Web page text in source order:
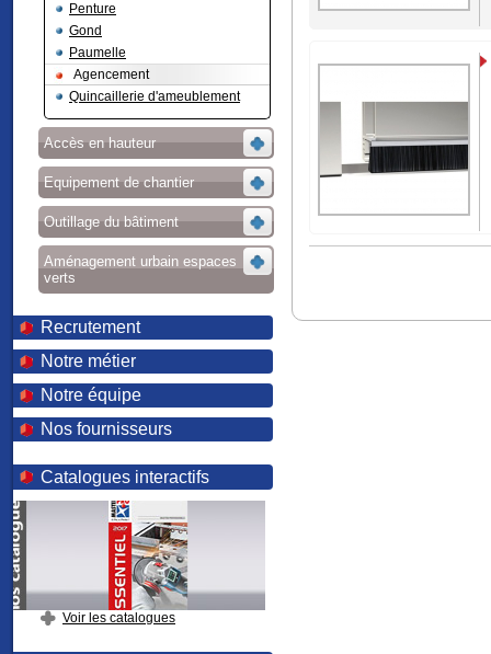
Penture
Gond
Paumelle
Agencement
Quincaillerie d'ameublement
Accès en hauteur
Equipement de chantier
Outillage du bâtiment
Aménagement urbain espaces
verts
Recrutement
Notre métier
Notre équipe
Nos fournisseurs
Catalogues interactifs
Voir les catalogues